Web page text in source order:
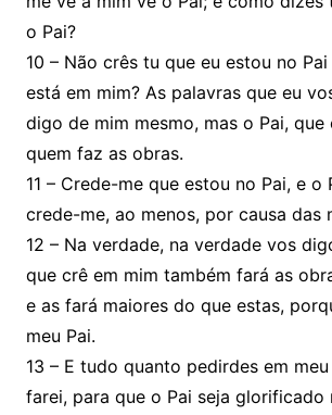
o Pai?
10 – Não crês tu que eu estou no
está em mim? As palavras que eu
digo de mim mesmo, mas o Pai, que
quem faz as obras.
11 – Crede-me que estou no Pai, e o
crede-me, ao menos, por causa das
12 – Na verdade, na verdade vos
que crê em mim também fará as
e as fará maiores do que estas,
meu Pai.
13 – E tudo quanto pedirdes em
farei, para que o Pai seja glorificado